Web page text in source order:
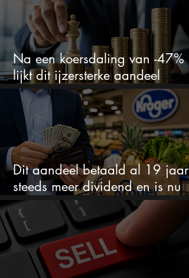
Na een koersdaling van -47%
lijkt dit ijzersterke aandeel
aantrekkelijker dan ooit
Dit aandeel betaald al 19 jaar
steeds meer dividend en is nu
goedkoop